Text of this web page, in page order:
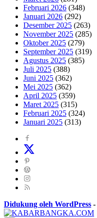
Februari 2026 (348)
Januari 2026 (292)
Desember 2025 (263)
November 2025 (285)
Oktober 2025 (279)
September 2025 (319)
Agustus 2025 (385)
Juli 2025 (388)
Juni 2025 (362)
Mei 2025 (362)
April 2025 (359)
Maret 2025 (315)
Februari 2025 (324)
Januari 2025 (313)
Didukung oleh WordPress -